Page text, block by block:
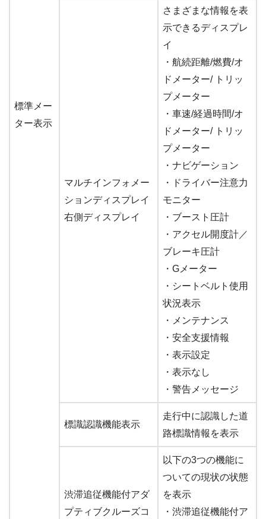
標準メー
ター表示
マルチインフォメー
ションディスプレイ
右側ディスプレイ
さまざまな情報を表
示できるディスプレ
イ
・航続距離/燃費/オ
ドメーター/ トリッ
プメーター
・車速/経過時間/オ
ドメーター/ トリッ
プメーター
・ナビゲーション
・ドライバー注意力
モニター
・ブースト圧計
・アクセル開度計／
ブレーキ圧計
・Gメーター
・シートベルト使用
状況表示
・メンテナンス
・安全支援情報
・表示設定
・表示なし
・警告メッセージ
標識認識機能表示
走行中に認識した道
路標識情報を表示
渋滞追従機能付アダ
プティブクルーズコ
以下の3つの機能に
ついての現状の状態
を表示
・渋滞追従機能付ア